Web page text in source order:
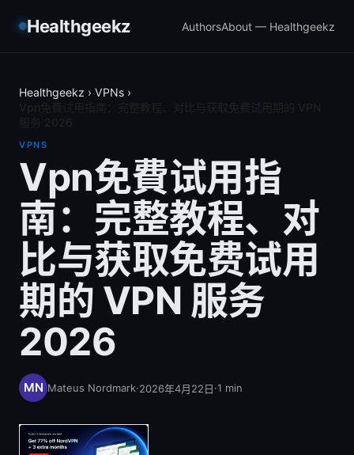
Healthgeekz AuthorsAbout — Healthgeekz
Healthgeekz › VPNs ›
VPNS
Vpn免費试用指
南：完整教程、对
比与获取免费试用
期的 VPN 服务
2026
Mateus Nordmark·2026年4月22日·1 min